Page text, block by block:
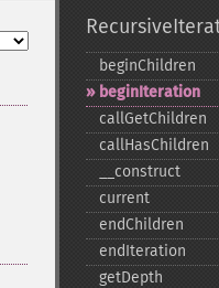
beginChildren
beginIteration
callGetChildren
callHasChildren
_​_​construct
current
endChildren
endIteration
getDepth